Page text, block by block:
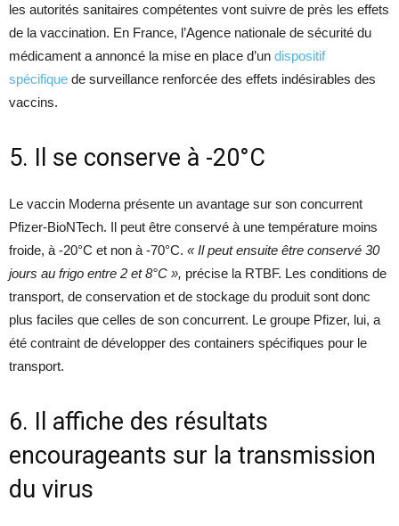
les autorités sanitaires compétentes vont suivre de près les effets
de la vaccination. En France, l’Agence nationale de sécurité du
médicament a annoncé la mise en place d’un dispositif
spécifique de surveillance renforcée des effets indésirables des
vaccins.
5. Il se conserve à -20°C
Le vaccin Moderna présente un avantage sur son concurrent
Pfizer-BioNTech. Il peut être conservé à une température moins
froide, à -20°C et non à -70°C. « Il peut ensuite être conservé 30
jours au frigo entre 2 et 8°C », précise la RTBF. Les conditions de
transport, de conservation et de stockage du produit sont donc
plus faciles que celles de son concurrent. Le groupe Pfizer, lui, a
été contraint de développer des containers spécifiques pour le
transport.
6. Il affiche des résultats
encourageants sur la transmission
du virus